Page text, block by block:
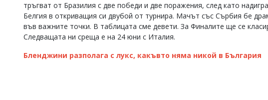
редакцията
отговорност
тръгват от Бразилия с две победи и две поражения, след като
Белгия в откриващия си двубой от турнира. Мачът със Сърбия бе
във важните точки. В таблицата сме девети. За Финалите ще се
Следващата ни среща е на 24 юни с Италия.
Бленджини разполага с лукс, какъвто няма никой в България